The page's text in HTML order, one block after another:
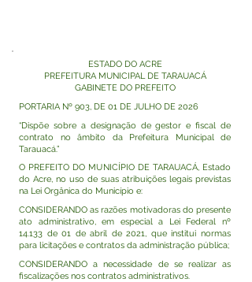
ESTADO DO ACRE
PREFEITURA MUNICIPAL DE TARAUACÁ
GABINETE DO PREFEITO
PORTARIA Nº 903, DE 01 DE JULHO DE 2026
“Dispõe sobre a designação de gestor e fiscal de
contrato no âmbito da Prefeitura Municipal de
Tarauacá.”
O PREFEITO DO MUNICÍPIO DE TARAUACÁ, Estado
do Acre, no uso de suas atribuições legais previstas
na Lei Orgânica do Município e:
CONSIDERANDO as razões motivadoras do presente
ato administrativo, em especial a Lei Federal nº
14.133 de 01 de abril de 2021, que institui normas
para licitações e contratos da administração pública;
CONSIDERANDO a necessidade de se realizar as
fiscalizações nos contratos administrativos.